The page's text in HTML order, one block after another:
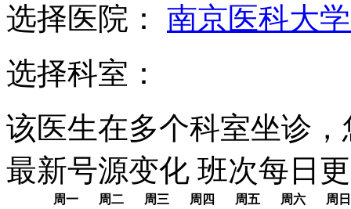
选择医院： 南京医科大
选择科室：
该医生在多个科室坐诊
最新号源变化 班次每日
周一 周二 周三 周四 周五 周六 周日